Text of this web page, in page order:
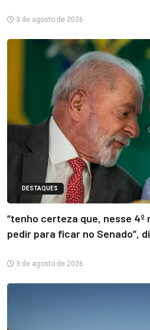
3 de agosto de 2026
DESTAQUES
“tenho certeza que, nesse 4º
pedir para ficar no Senado”,
3 de agosto de 2026